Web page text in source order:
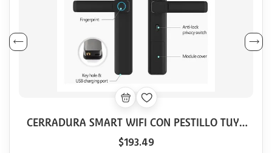
CERRADURA SMART WIFI CON PESTILLO TUYA
BLACK
$193.49